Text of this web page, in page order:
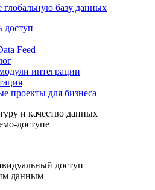
7-дневный
глобальную базу данных
доступ
Feed
интеграции
доступе